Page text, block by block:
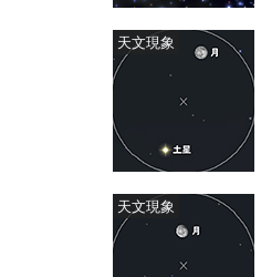
天文現象
天文現象